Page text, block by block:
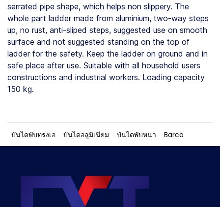
serrated pipe shape, which helps non slippery. The
whole part ladder made from aluminium, two-way steps
up, no rust, anti-sliped steps, suggested use on smooth
surface and not suggested standing on the top of
ladder for the safety. Keep the ladder on ground and in
safe place after use. Suitable with all household users
constructions and industrial workers. Loading capacity
150 kg.
บันไดพับทรงเอ บันไดอลูมิเนียม บันไดพับหนา Barco